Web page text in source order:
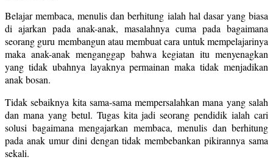
Belajar membaca, menulis dan berhitung ialah hal dasar yang biasa
di ajarkan pada anak-anak, masalahnya cuma pada bagaimana
seorang guru membangun atau membuat cara untuk mempelajarinya
maka anak-anak menganggap bahwa kegiatan itu menyenagkan
yang tidak ubahnya layaknya permainan maka tidak menjadikan
anak bosan.
Tidak sebaiknya kita sama-sama mempersalahkan mana yang salah
dan mana yang betul. Tugas kita jadi seorang pendidik ialah cari
solusi bagaimana mengajarkan membaca, menulis dan berhitung
pada anak umur dini dengan tidak membebankan pikirannya sama
sekali.